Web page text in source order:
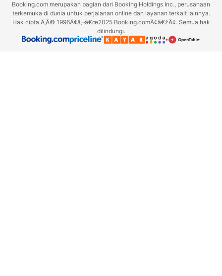
Booking.com merupakan bagian dari Booking Holdings Inc., perusahaan
terkemuka di dunia untuk perjalanan online dan layanan terkait lainnya.
Hak cipta Ã‚Â© 1996Ã¢â‚¬â€œ2025 Booking.comÃ¢â€žÂ¢. Semua hak
dilindungi.